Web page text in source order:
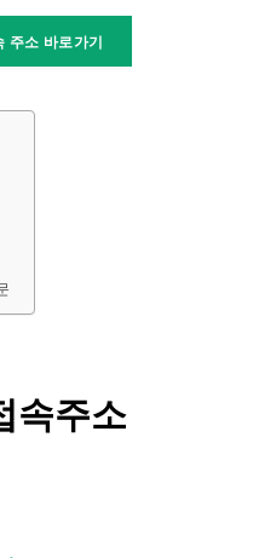
주소 바로가기
속주소